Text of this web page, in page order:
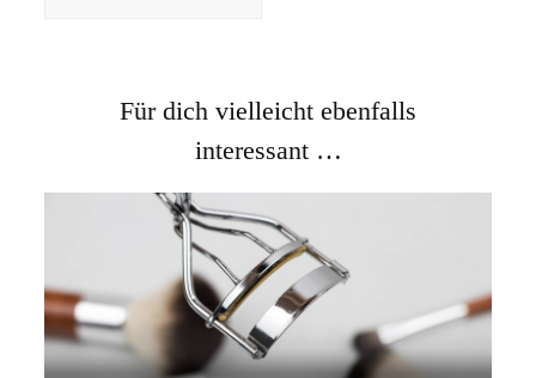
Für dich vielleicht ebenfalls
interessant …